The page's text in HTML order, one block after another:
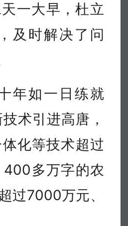
一大早，杜立
及时解决了问
年如一日练就
术引进高唐，
化等技术超过
多万字的农
过7000万元、